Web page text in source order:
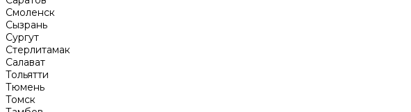
Смоленск
Сызрань
Сургут
Стерлитамак
Салават
Тольятти
Тюмень
Томск